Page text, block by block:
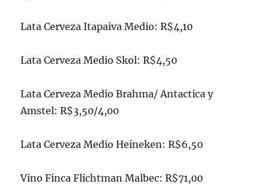
Lata Cerveza Itapaiva Medio: R$4,10
Lata Cerveza Medio Skol: R$4,50
Lata Cerveza Medio Brahma/ Antactica y
Amstel: R$3,50/4,00
Lata Cerveza Medio Heineken: R$6,50
Vino Finca Flichtman Malbec: R$71,00